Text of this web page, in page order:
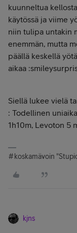
kuunneltua
käytössä ja viime
niin tulipa untakin
enemmän, mutta
päällä keskellä
aikaa
Siellä lukee vielä
: Todellinen
1h10m, Levoton 5
#koskamävoin
kjns